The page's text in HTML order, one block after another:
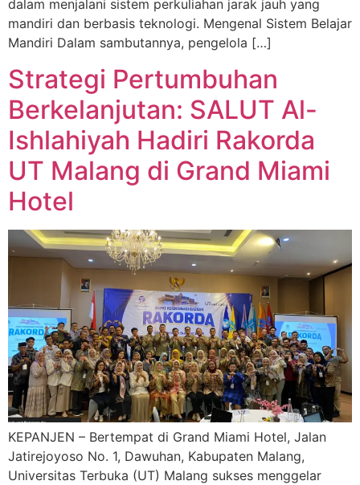
dalam menjalani sistem perkuliahan jarak jauh yang
mandiri dan berbasis teknologi. Mengenal Sistem Belajar
Mandiri Dalam sambutannya, pengelola […]
Strategi Pertumbuhan
Berkelanjutan: SALUT Al-
Ishlahiyah Hadiri Rakorda
UT Malang di Grand Miami
Hotel
KEPANJEN – Bertempat di Grand Miami Hotel, Jalan
Jatirejoyoso No. 1, Dawuhan, Kabupaten Malang,
Universitas Terbuka (UT) Malang sukses menggelar